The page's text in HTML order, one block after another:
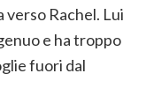
Rachel. Lui
e ha troppo
fuori dal